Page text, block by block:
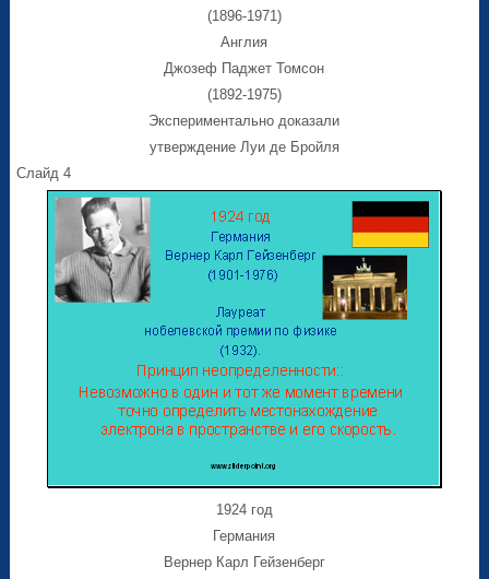
(1896-1971)
Англия
Джозеф Паджет Томсон
(1892-1975)
Экспериментально доказали
утверждение Луи де Бройля
Слайд 4
1924 год
Германия
Вернер Карл Гейзенберг